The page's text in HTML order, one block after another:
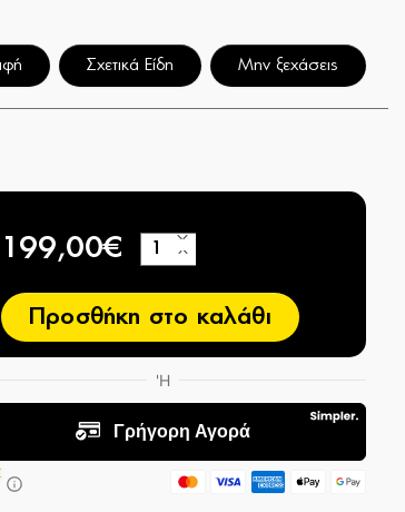
Σχετικά Είδη Μην ξεχάσεις
199,00€ −
+
Προσθήκη στο καλάθι